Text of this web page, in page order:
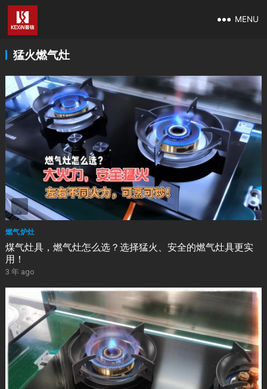
MENU
猛火燃气灶
燃气炉灶
煤气灶具，燃气灶怎么选？选择猛火、安全的燃气灶具更实
用！
3 年 ago